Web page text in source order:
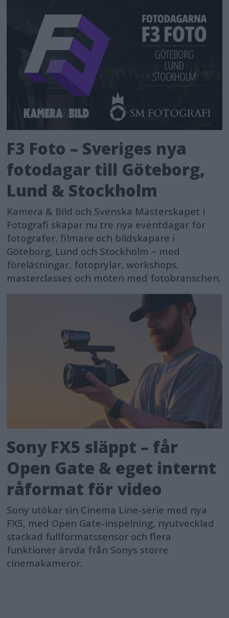
F3 Foto – Sveriges nya
fotodagar till Göteborg,
Lund & Stockholm
Kamera & Bild och Svenska Mästerskapet i
Fotografi skapar nu tre nya eventdagar för
fotografer, filmare och bildskapare i
Göteborg, Lund och Stockholm – med
föreläsningar, fotoprylar, workshops,
masterclasses och möten med fotobranschen.
Sony FX5 släppt – får
Open Gate & eget internt
råformat för video
Sony utökar sin Cinema Line-serie med nya
FX5, med Open Gate-inspelning, nyutvecklad
stackad fullformatssensor och flera
funktioner ärvda från Sonys större
cinemakameror.